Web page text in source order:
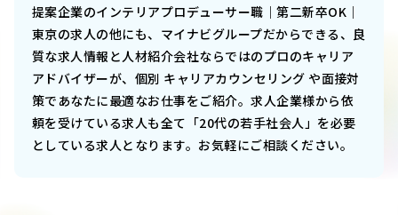
提案企業のインテリアプロデューサー職｜第二新卒OK｜
東京の求人の他にも、マイナビグループだからできる、良
質な求人情報と人材紹介会社ならではのプロのキャリア
アドバイザーが、個別 キャリアカウンセリング や面接対
策であなたに最適なお仕事をご紹介。求人企業様から依
頼を受けている求人も全て「20代の若手社会人」を必要
としている求人となります。お気軽にご相談ください。